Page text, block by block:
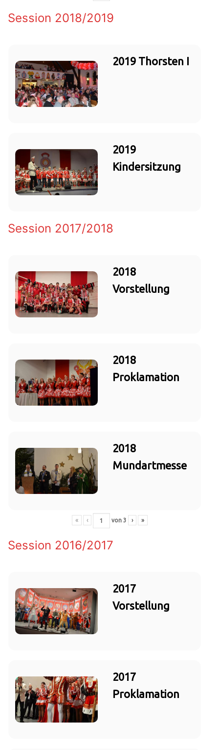
Session 2018/2019
2019 Thorsten I
2019
Kindersitzung
Session 2017/2018
2018
Vorstellung
2018
Proklamation
2018
Mundartmesse
« ‹ von 3 › »
Session 2016/2017
2017
Vorstellung
2017
Proklamation